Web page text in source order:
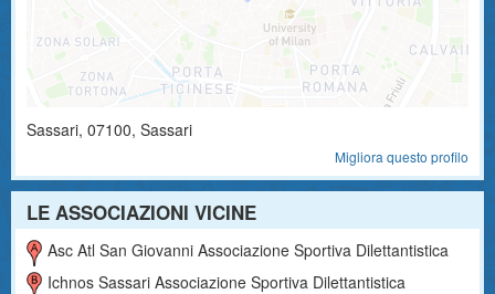
Sassari, 07100, Sassari
Migliora questo profilo
LE ASSOCIAZIONI VICINE
Asc Atl San Giovanni Associazione Sportiva Dilettantistica
Ichnos Sassari Associazione Sportiva Dilettantistica